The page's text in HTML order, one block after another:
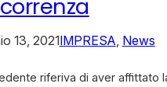
13, 2021IMPRESA News
riferiva di aver affittato